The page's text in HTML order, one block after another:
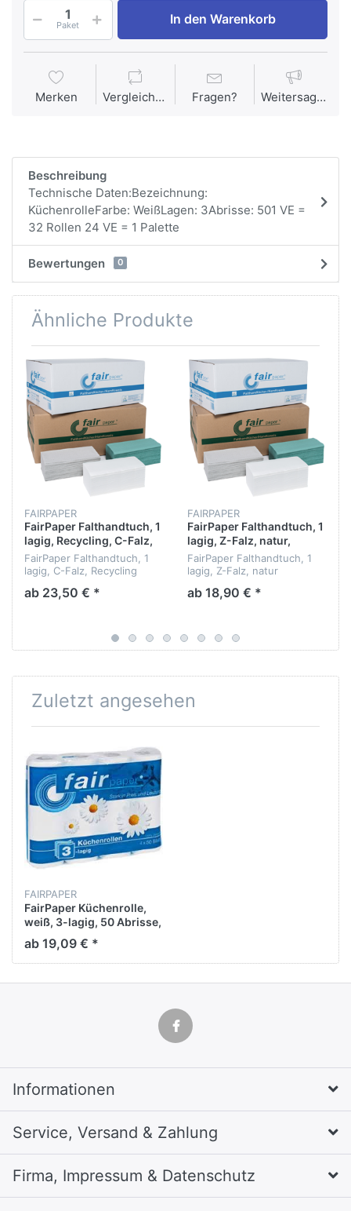
Paket In den Warenkorb
Merken Vergleichen Fragen? Weitersagen
Beschreibung
Technische Daten:Bezeichnung:
KüchenrolleFarbe: WeißLagen: 3Abrisse: 501 VE =
32 Rollen 24 VE = 1 Palette
Bewertungen 0
Ähnliche Produkte
FAIRPAPER
FairPaper Falthandtuch, 1
lagig, Recycling, C-Falz,
25x33cm 4200 Blatt pro
Karton
FairPaper Falthandtuch, 1
lagig, C-Falz, Recycling
ab 23,50 € *
FAIRPAPER
FairPaper Falthandtuch, 1
lagig, Z-Falz, natur,
25x23cm 5000 Blatt pro
Karton
FairPaper Falthandtuch, 1
lagig, Z-Falz, natur
ab 18,90 € *
Zuletzt angesehen
FAIRPAPER
FairPaper Küchenrolle,
weiß, 3-lagig, 50 Abrisse,
Rollenbreite 26 cm, 8x4
Rollen, VE 32 Rollen
ab 19,09 € *
Informationen
Service, Versand & Zahlung
Firma, Impressum & Datenschutz